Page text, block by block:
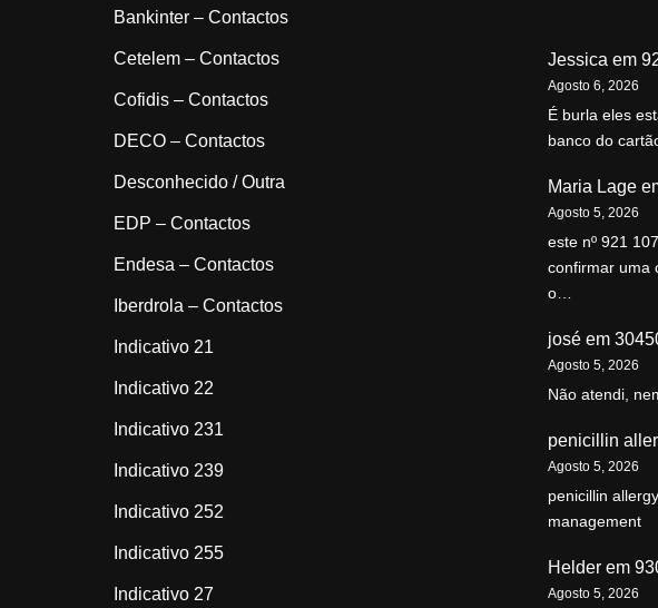
Bankinter – Contactos
Cetelem – Contactos
Cofidis – Contactos
DECO – Contactos
Desconhecido / Outra
EDP – Contactos
Endesa – Contactos
Iberdrola – Contactos
Indicativo 21
Indicativo 22
Indicativo 231
Indicativo 239
Indicativo 252
Indicativo 255
Indicativo 27
Jessica em
Agosto 6, 2026
É burla eles
banco do
Maria Lage
Agosto 5, 2026
este nº 921
confirmar uma
o…
josé em
Agosto 5, 2026
Não atendi,
penicillin
Agosto 5, 2026
penicillin
management
Helder em
Agosto 5, 2026